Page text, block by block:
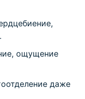
ощущение
даже